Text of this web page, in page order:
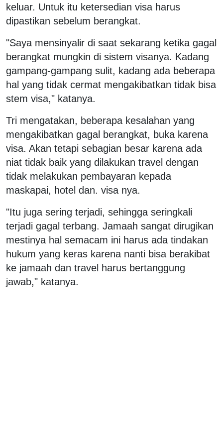
keluar. Untuk itu ketersedian visa harus
dipastikan sebelum berangkat.
"Saya mensinyalir di saat sekarang ketika gagal
berangkat mungkin di sistem visanya. Kadang
gampang-gampang sulit, kadang ada beberapa
hal yang tidak cermat mengakibatkan tidak bisa
stem visa," katanya.
Tri mengatakan, beberapa kesalahan yang
mengakibatkan gagal berangkat, buka karena
visa. Akan tetapi sebagian besar karena ada
niat tidak baik yang dilakukan travel dengan
tidak melakukan pembayaran kepada
maskapai, hotel dan. visa nya.
"Itu juga sering terjadi, sehingga seringkali
terjadi gagal terbang. Jamaah sangat dirugikan
mestinya hal semacam ini harus ada tindakan
hukum yang keras karena nanti bisa berakibat
ke jamaah dan travel harus bertanggung
jawab," katanya.